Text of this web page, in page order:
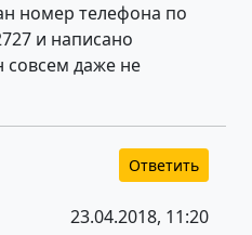
номер телефона по
и написано
совсем даже не
Ответить
23.04.2018, 11:20